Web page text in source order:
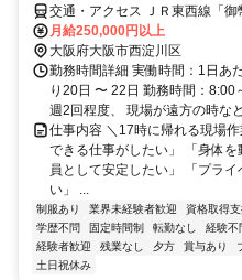
交通・アクセス ＪＲ東西線「
船駅」より徒歩10分
月給250,000円以上
大阪府大阪市西淀川区
勤務時間詳細 実働時間：1日あ
り20日 〜 22日 勤務時間：
週2回程度、 現場が遠方の時な
仕事内容 ＼17時に帰れる現場
できる仕事がしたい」 「身体
員として安定したい」 「プラ
い」 ...
制服あり 業界未経験者歓迎 資格取得
学歴不問
固定時間制 転勤なし 経験不
経験者歓迎
残業なし 夕方 賞与あり
土日祝休み